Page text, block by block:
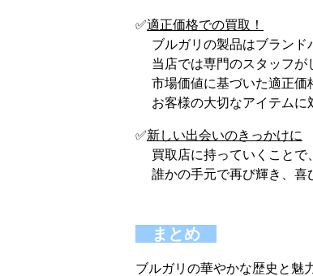
✅適正価格での買取！
ブルガリの製品はブランド
当店では専門のスタッフが
市場価値に基づいた適正価
お客様の大切なアイテムに
✅新しい出会いのきっかけに
買取店に持っていくことで
誰かの手元で再び輝き、喜
まとめ
ブルガリの華やかな歴史と魅